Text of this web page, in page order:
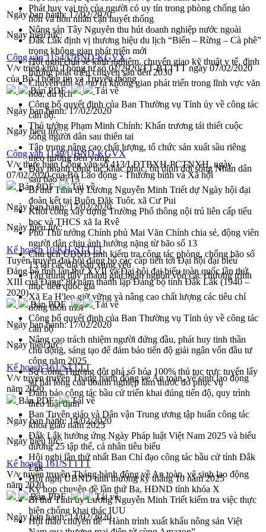
Phát huy vai trò của người có uy tín trong phòng chống tảo
hôn và hôn nhân cận huyết thống
Nông sản Tây Nguyên thu hút doanh nghiệp nước ngoài
Đắk Lắk định vị thương hiệu du lịch “Biển – Rừng – Cà phê”
trong không gian phát triển mới
Hội nghị chia sẻ kinh nghiệm, chuyển giao kỹ thuật y tế, định
hướng phát triển chuyên sâu đến 2030
Chuyển đổi số mở ra không gian phát triển trong lĩnh vực văn
hóa, du lịch
Công bố quyết định của Ban Thường vụ Tỉnh ủy về công tác
cán bộ.
Thủ tướng Phạm Minh Chính: Khẩn trương tái thiết cuộc
sống người dân sau thiên tai
Tập trung nâng cao chất lượng, tổ chức sản xuất sầu riêng
theo hướng bền vững
Đẩy nhanh công tác khắc phục, ổn định đời sống Nhân dân
sau bão số 13
Bí thư Tỉnh ủy Lương Nguyễn Minh Triết dự Ngày hội đại
đoàn kết tại Buôn Đăk Tuôr, xã Cư Pui
Khởi công xây dựng Trường Phổ thông nội trú liên cấp tiểu
học và THCS xã Ia Rvê
Phó Thủ tướng Chính phủ Mai Văn Chính chia sẻ, động viên
người dân chịu ảnh hưởng nặng từ bão số 13
Chủ tịch UBND tỉnh kiểm tra công tác phòng, chống bão số
13 tại các địa bàn xung yếu
Tập trung đẩy nhanh giải ngân nguồn vốn các chương trình
mục tiêu quốc gia
Xã Ea H'leo giữ vững và nâng cao chất lượng các tiêu chí
nông thôn mới
Công bố quyết định của Ban Thường vụ Tỉnh ủy về công tác
cán bộ
Nâng cao trách nhiệm người đứng đầu, phát huy tinh thần
chủ động, sáng tạo để đảm bảo tiến độ giải ngân vốn đầu tư
công năm 2025
Sở Công Thương đột phá số hóa 100% thủ tục trực tuyến lấy
sự hài lòng của doanh nghiệp làm thước đo phục vụ
Đảm bảo công tác bầu cử triển khai đúng tiến độ, quy trình
theo luật định
Ban Tuyên giáo và Dân vận Trung ương tập huấn công tác
khoa giáo năm 2025
Đắk Lắk hưởng ứng Ngày Pháp luật Việt Nam 2025 và biểu
dương 25 tập thể, cá nhân tiêu biểu
Hội nghị lần thứ nhất Ban Chỉ đạo công tác bầu cử tỉnh Đắk
Lắk
Hội nghị UBND tỉnh thường kỳ tháng 10 năm 2025
Kỳ họp chuyên đề lần thứ Ba, HĐND tỉnh khóa X
Bí thư Tỉnh ủy Lương Nguyễn Minh Triết kiểm tra việc thực
hiện chống khai thác IUU
Hội thảo chuyên đề “Hành trình xuất khẩu nông sản Việt
Ngày ban hành:17/02/2020
Ngày hiệu lực:
Công văn 1154/UBND-KGVX
V/v triển khai Thông tư số 01/2020/TT-BTTTT ngày 07/02/2020
của Bộ Thông tin và Truyền thông
Bản PDF
Tải về
Ngày ban hành:17/02/2020
Ngày hiệu lực:
Công văn 1149/UBND-KGVX
V/v thực hiện Công văn số 413/LĐTBXH-PCTNXH, ngày
07/02/2020 của Bộ Lao động - Thương binh và Xã hội
Bản PDF
Tải về
Ngày ban hành:17/02/2020
Ngày hiệu lực:
Kế hoạch 10/KH-STTTT
Tuyên truyền đại hội đảng bộ các cấp tiến tới Đại hội đại biểu
Đảng bộ tỉnh lần thứ XVII và Đại hội đại biểu toàn quốc lần thứ
XIII của Đảng; 80 năm thành lập Đảng bộ tỉnh Đắk Lắk (1940 –
2020)
Bản PDF
Tải về
Ngày ban hành:17/02/2020
Ngày hiệu lực:
Kế hoạch 161/STTTT
V/v tuyên truyền Tháng hành động về An toàn, vệ sinh lao động
năm 2020
Bản PDF
Tải về
Ngày ban hành:14/02/2020
Ngày hiệu lực:
Kế hoạch 161/STTTT
V/v tuyên truyền Tháng hành động về An toàn, vệ sinh lao động
năm 2020
Bản PDF
Tải về
Ngày ban hành:14/02/2020